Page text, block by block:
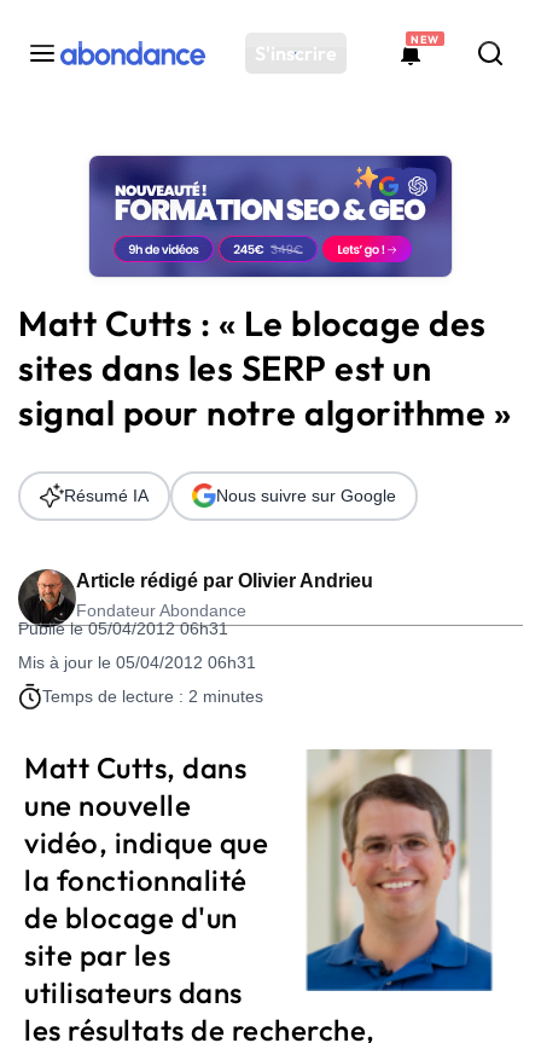
S'inscrire
NEW
Toutes les actus
Actus SEO
Plateforme
Solutions
Ressources
Audit SEO
Matt Cutts : « Le blocage des
sites dans les SERP est un
signal pour notre algorithme »
Article rédigé par Olivier Andrieu
Fondateur Abondance
Publié le 05/04/2012 06h31
Mis à jour le 05/04/2012 06h31
Temps de lecture : 2 minutes
Résumé IA Nous suivre sur Google
Matt Cutts, dans
une nouvelle
vidéo, indique que
la fonctionnalité
de blocage d'un
site par les
utilisateurs dans
les résultats de recherche,